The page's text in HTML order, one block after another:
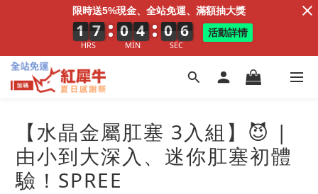
【水晶金屬肛塞 3入組】😈 |
由小到大深入、迷你肛塞初體
驗！SPREE
限時送5%現金、全站免運、滿額抽大獎
1
1
1 7
7
7
HRS
0
0
0 4
4
4
MIN
0
1
0 5
6
5
SEC
活動詳情